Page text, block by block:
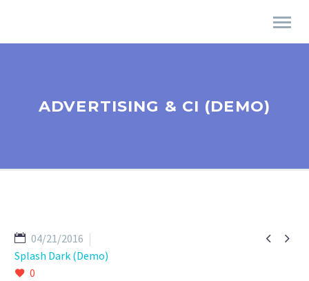
ADVERTISING & CI (DEMO)
 
04/21/2016
Splash Dark (Demo)
0